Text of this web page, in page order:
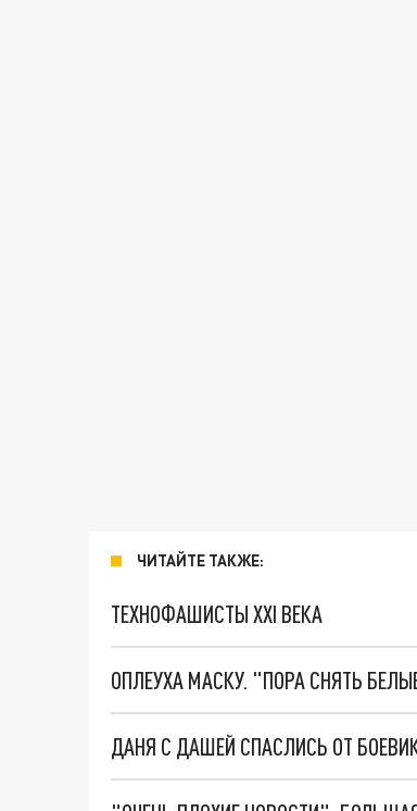
ЧИТАЙТЕ ТАКЖЕ:
ТЕХНОФАШИСТЫ XXI ВЕКА
ОПЛЕУХА МАСКУ. "ПОРА СНЯТЬ
ДАНЯ С ДАШЕЙ СПАСЛИСЬ ОТ